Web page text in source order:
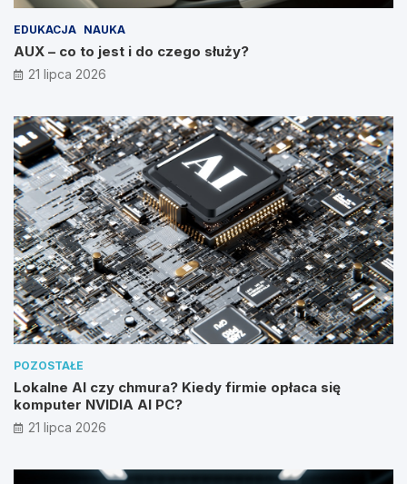
EDUKACJA NAUKA
AUX – co to jest i do czego służy?
21 lipca 2026
POZOSTAŁE
Lokalne AI czy chmura? Kiedy firmie opłaca się
komputer NVIDIA AI PC?
21 lipca 2026